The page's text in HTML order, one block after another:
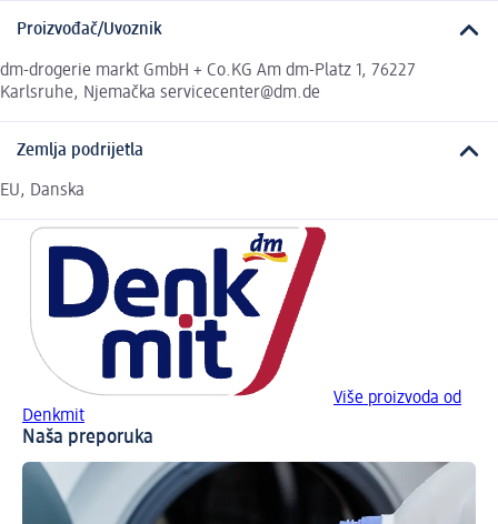
Proizvođač/Uvoznik
dm-drogerie markt GmbH + Co.KG Am dm-Platz 1, 76227
Karlsruhe, Njemačka servicecenter@dm.de
Zemlja podrijetla
EU, Danska
Više proizvoda od
Denkmit
Naša preporuka